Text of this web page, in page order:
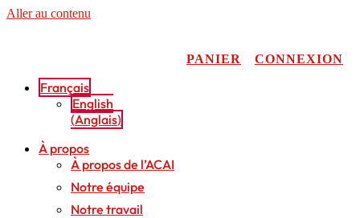
Aller au contenu
PANIER CONNEXION
Français
English
(Anglais)
À propos
À propos de l’ACAI
Notre équipe
Notre travail